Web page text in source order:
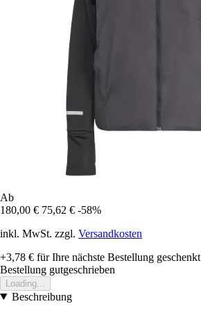
Ab
180,00 € 75,62 € -58%
inkl. MwSt. zzgl. Versandkosten
+3,78 € für Ihre nächste Bestellung geschenkt
Bestellung gutgeschrieben
Loading...
Beschreibung